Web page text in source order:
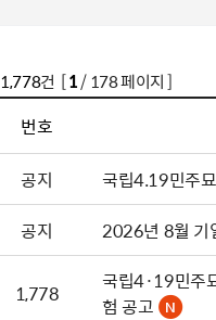
1,778건 [1/ 178 페이지 ]
번호
공지
국립4.19민주
공지
2026년 8월 기
1,778
국립4·19민주
험 공고